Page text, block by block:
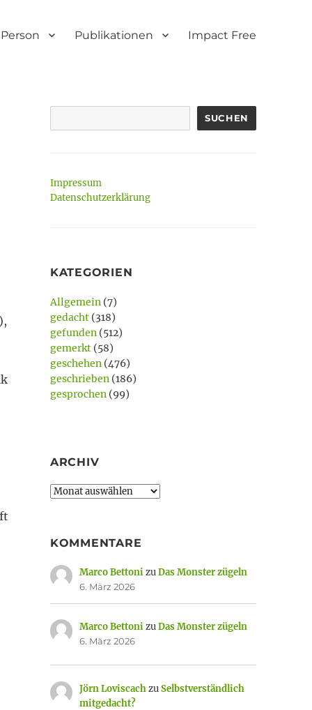
Person Publikationen Impact Free
SUCHEN
Impressum
Datenschutzerklärung
KATEGORIEN
Allgemein(7)
gedacht(318)
gefunden(512)
gemerkt(58)
geschehen(476)
geschrieben(186)
gesprochen(99)
ARCHIV
Archiv
KOMMENTARE
Marco BettonizuDas Monster zügeln
6. März 2026
Marco BettonizuDas Monster zügeln
6. März 2026
Jörn LoviscachzuSelbstverständlich
mitgedacht?